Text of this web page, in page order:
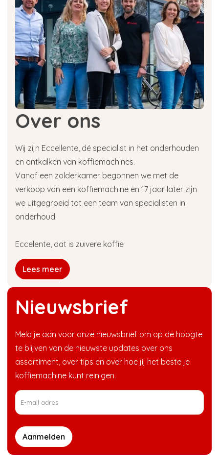
Nieuwsbrief
Meld je aan voor onze nieuwsbrief om op de hoogte
te blijven van de nieuwste updates over ons
assortiment, over tips en over hoe jij het beste je
koffiemachine kunt reinigen.
Aanmelden
Over ons
Wij zijn Eccellente, dé specialist in het onderhouden
en ontkalken van koffiemachines.
Vanaf een zolderkamer begonnen we met de
verkoop van een koffiemachine en 17 jaar later zijn
we uitgegroeid tot een team van specialisten in
onderhoud.
Eccelente, dat is zuivere koffie
Lees meer